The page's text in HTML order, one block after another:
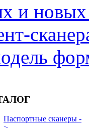
и новых
Паспортные сканеры -